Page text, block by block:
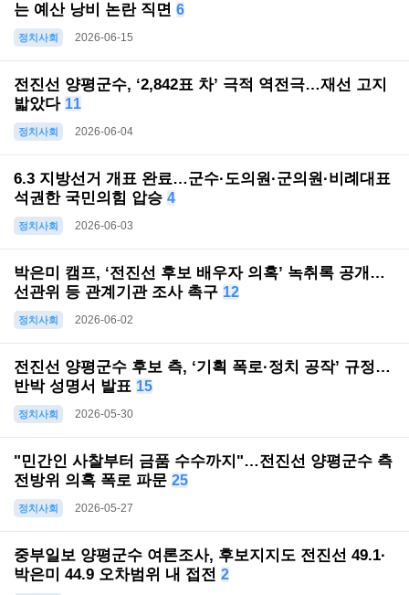
는 예산 낭비 논란 직면 6
정치사회 2026-06-15
전진선 양평군수, ‘2,842표 차’ 극적 역전극…재선 고지
밟았다 11
정치사회 2026-06-04
6.3 지방선거 개표 완료…군수·도의원·군의원·비례대표
석권한 국민의힘 압승 4
정치사회 2026-06-03
박은미 캠프, ‘전진선 후보 배우자 의혹’ 녹취록 공개…
선관위 등 관계기관 조사 촉구 12
정치사회 2026-06-02
전진선 양평군수 후보 측, ‘기획 폭로·정치 공작’ 규정…
반박 성명서 발표 15
정치사회 2026-05-30
"민간인 사찰부터 금품 수수까지"…전진선 양평군수 측
전방위 의혹 폭로 파문 25
정치사회 2026-05-27
중부일보 양평군수 여론조사, 후보지지도 전진선 49.1·
박은미 44.9 오차범위 내 접전 2